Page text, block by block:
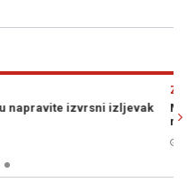
slučaju prehlade i gripe